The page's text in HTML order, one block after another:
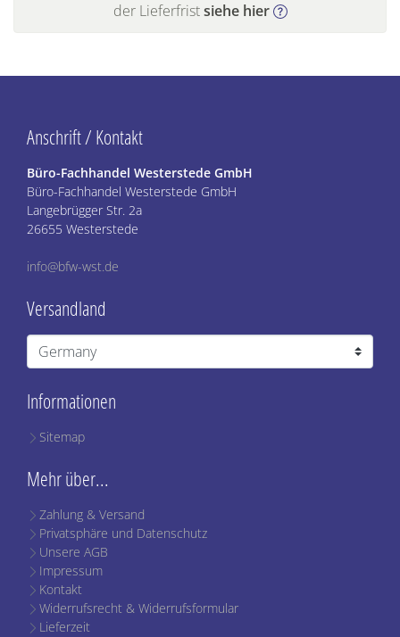
der Lieferfristsiehe hier
Informationen
Sitemap
Mehr über...
Zahlung & Versand
Privatsphäre und Datenschutz
Unsere AGB
Impressum
Kontakt
Widerrufsrecht & Widerrufsformular
Lieferzeit
Anschrift / Kontakt
Büro-Fachhandel Westerstede GmbH
Büro-Fachhandel Westerstede GmbH
Langebrügger Str. 2a
26655 Westerstede
info@bfw-wst.de
Versandland